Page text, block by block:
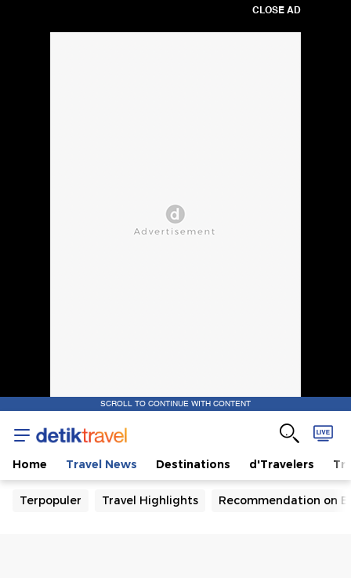
CLOSE AD
SCROLL TO CONTINUE WITH CONTENT
Home Travel News Destinations d'Travelers
Terpopuler Travel Highlights Recommendation on